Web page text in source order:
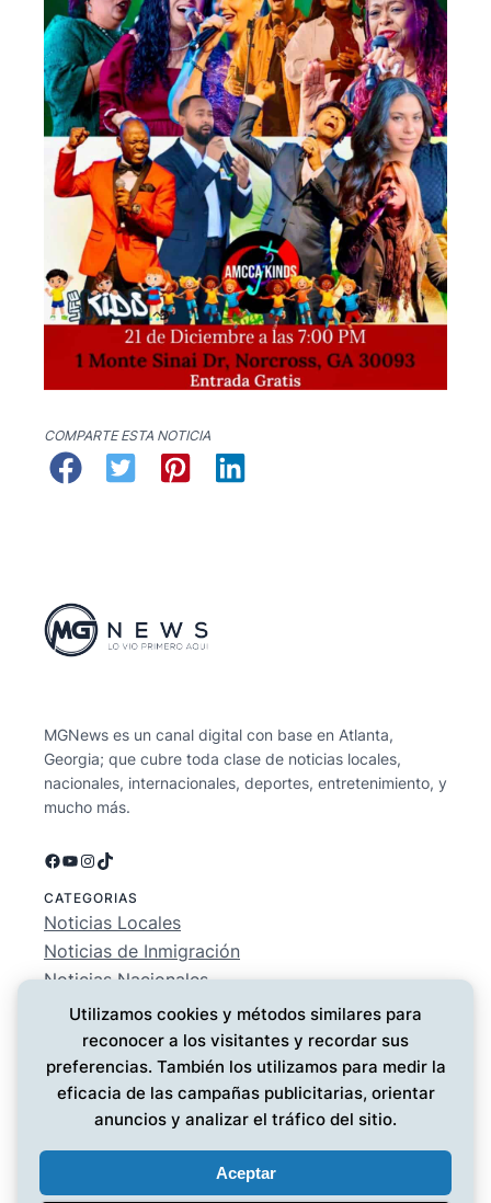
COMPARTE ESTA NOTICIA
MGNews es un canal digital con base en Atlanta,
Georgia; que cubre toda clase de noticias locales,
nacionales, internacionales, deportes, entretenimiento, y
mucho más.
Facebook
YouTube
Instagram
TikTok
CATEGORIAS
Noticias Locales
Noticias de Inmigración
Noticias Nacionales
Deportes
Entretenimiento
EMPRESA
Conócenos
Política de Privacidad
Utilizamos cookies y métodos similares para
reconocer a los visitantes y recordar sus
preferencias. También los utilizamos para medir la
eficacia de las campañas publicitarias, orientar
anuncios y analizar el tráfico del sitio.
Aceptar